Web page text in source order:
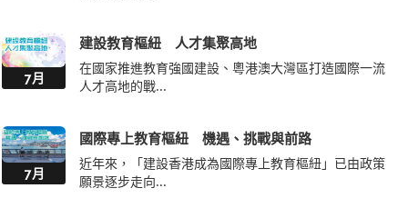
7月
建設教育樞紐 人才集聚高地
在國家推進教育強國建設、粵港澳大灣區打造國際一流
人才高地的戰...
7月
國際專上教育樞紐 機遇、挑戰與前路
近年來，「建設香港成為國際專上教育樞紐」已由政策
願景逐步走向...